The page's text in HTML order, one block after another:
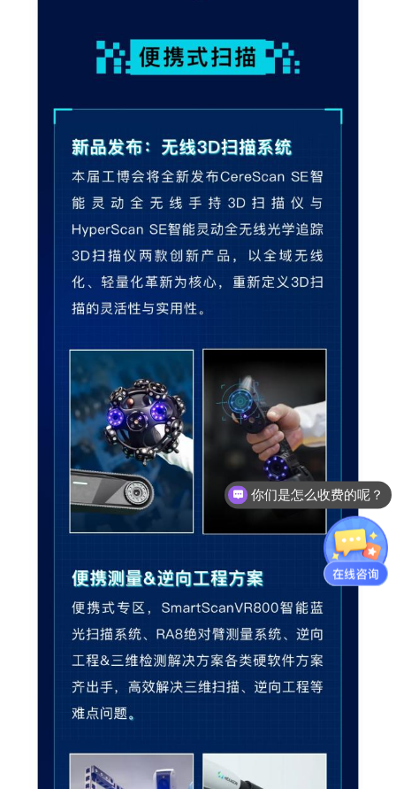
你们是怎么收费的呢？
现在有优惠活动么？